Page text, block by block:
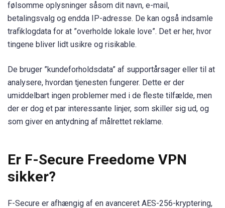
følsomme oplysninger såsom dit navn, e-mail,
betalingsvalg og endda IP-adresse. De kan også indsamle
trafiklogdata for at ”overholde lokale love”. Det er her, hvor
tingene bliver lidt usikre og risikable.
De bruger ”kundeforholdsdata” af supportårsager eller til at
analysere, hvordan tjenesten fungerer. Dette er der
umiddelbart ingen problemer med i de fleste tilfælde, men
der er dog et par interessante linjer, som skiller sig ud, og
som giver en antydning af målrettet reklame.
Er F-Secure Freedome VPN
sikker?
F-Secure er afhængig af en avanceret AES-256-kryptering,